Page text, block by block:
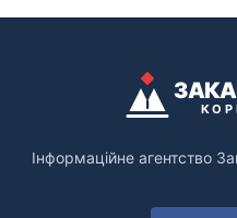
Інформаційне агентство